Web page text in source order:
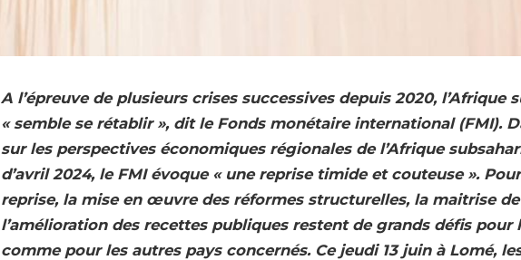
A l’épreuve de plusieurs crises successives depuis 2020, l’Afrique
« semble se rétablir », dit le Fonds monétaire international (FMI).
sur les perspectives économiques régionales de l’Afrique
d’avril 2024, le FMI évoque « une reprise timide et couteuse ».
reprise, la mise en œuvre des réformes structurelles, la maitrise
l’amélioration des recettes publiques restent de grands défis pour
comme pour les autres pays concernés. Ce jeudi 13 juin à Lomé,